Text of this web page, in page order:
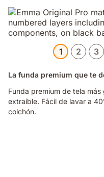
1 2 3
La funda premium que te
Funda premium de tela
extraíble. Fácil de lavar a
colchón.